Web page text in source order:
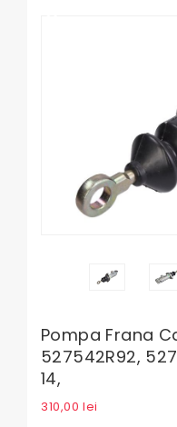
Pompa Frana
527542R92,
14,
310,00lei